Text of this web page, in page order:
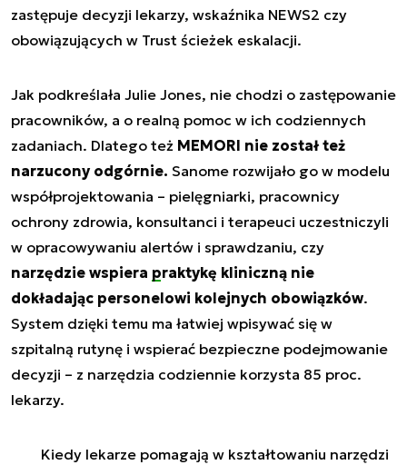
zastępuje decyzji lekarzy, wskaźnika NEWS2 czy
obowiązujących w Trust ścieżek eskalacji.
Jak podkreślała Julie Jones, nie chodzi o zastępowanie
pracowników, a o realną pomoc w ich codziennych
zadaniach. Dlatego też MEMORI nie został też
narzucony odgórnie. Sanome rozwijało go w modelu
współprojektowania – pielęgniarki, pracownicy
ochrony zdrowia, konsultanci i terapeuci uczestniczyli
w opracowywaniu alertów i sprawdzaniu, czy
narzędzie wspiera praktykę kliniczną nie
dokładając personelowi kolejnych obowiązków.
System dzięki temu ma łatwiej wpisywać się w
szpitalną rutynę i wspierać bezpieczne podejmowanie
decyzji – z narzędzia codziennie korzysta 85 proc.
lekarzy.
Kiedy lekarze pomagają w kształtowaniu narzędzi